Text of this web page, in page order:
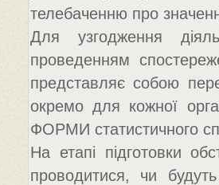
телебаченню про
Для узгодження
проведенням
представляє собою
окремо для кожної
ФОРМИ статистичного
На етапі підготовки
проводитися, чи